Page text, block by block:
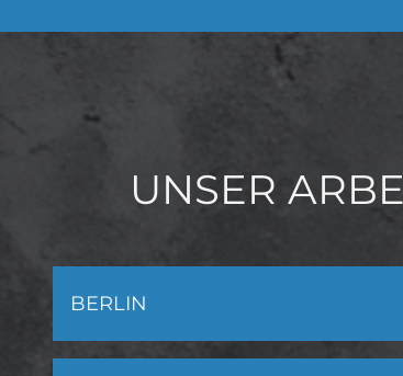
UNSER
BERLIN